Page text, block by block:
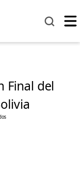
Final del